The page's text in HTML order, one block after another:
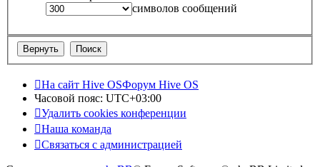
символов сообщений
На сайт Hive OSФорум Hive OS
Часовой пояс: UTC+03:00
Удалить cookies конференции
Наша команда
Связаться с администрацией